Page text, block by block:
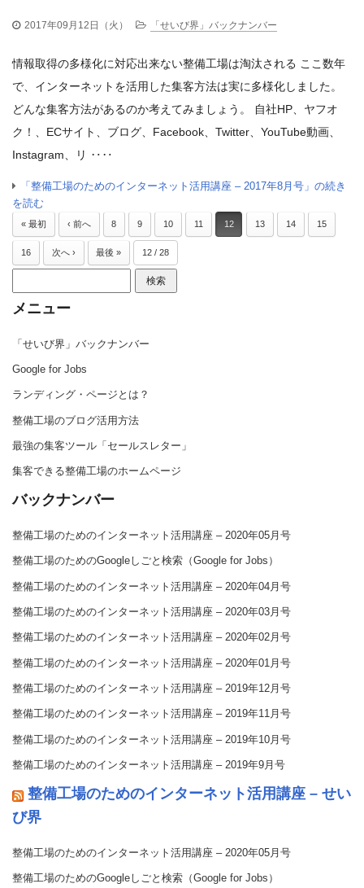
2017年09月12日（火） 「せいび界」バックナンバー
情報取得の多様化に対応出来ない整備工場は淘汰される ここ数年
で、インターネットを活用した集客方法は実に多様化しました。
どんな集客方法があるのか考えてみましょう。 自社HP、ヤフオ
ク！、ECサイト、ブログ、Facebook、Twitter、YouTube動画、
Instagram、リ ‥‥
「整備工場のためのインターネット活用講座 – 2017年8月号」の続き
を読む
« 最初 ‹ 前へ 8 9 10 11 12 13 14 15
16 次へ › 最後 » 12 / 28
メニュー
「せいび界」バックナンバー
Google for Jobs
ランディング・ページとは？
整備工場のブログ活用方法
最強の集客ツール「セールスレター」
集客できる整備工場のホームページ
バックナンバー
整備工場のためのインターネット活用講座 – 2020年05月号
整備工場のためのGoogleしごと検索（Google for Jobs）
整備工場のためのインターネット活用講座 – 2020年04月号
整備工場のためのインターネット活用講座 – 2020年03月号
整備工場のためのインターネット活用講座 – 2020年02月号
整備工場のためのインターネット活用講座 – 2020年01月号
整備工場のためのインターネット活用講座 – 2019年12月号
整備工場のためのインターネット活用講座 – 2019年11月号
整備工場のためのインターネット活用講座 – 2019年10月号
整備工場のためのインターネット活用講座 – 2019年9月号
整備工場のためのインターネット活用講座 – せい
び界
整備工場のためのインターネット活用講座 – 2020年05月号
整備工場のためのGoogleしごと検索（Google for Jobs）